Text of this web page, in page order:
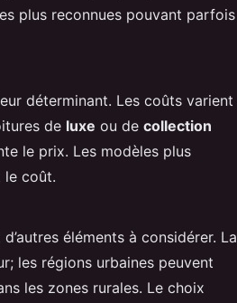
plus reconnues pouvant parfois
déterminant. Les coûts varient
de luxe ou de collection
le prix. Les modèles plus
le coût.
éléments à considérer. La
les régions urbaines peuvent
les zones rurales. Le choix